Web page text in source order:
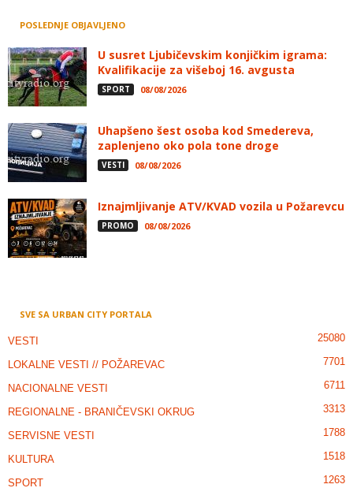
POSLEDNJE OBJAVLJENO
U susret Ljubičevskim konjičkim igrama:
Kvalifikacije za višeboj 16. avgusta
SPORT 08/08/2026
Uhapšeno šest osoba kod Smedereva,
zaplenjeno oko pola tone droge
VESTI 08/08/2026
Iznajmljivanje ATV/KVAD vozila u Požarevcu
PROMO 08/08/2026
SVE SA URBAN CITY PORTALA
VESTI 25080
LOKALNE VESTI // POŽAREVAC 7701
NACIONALNE VESTI 6711
REGIONALNE - BRANIČEVSKI OKRUG 3313
SERVISNE VESTI 1788
KULTURA 1518
SPORT 1263